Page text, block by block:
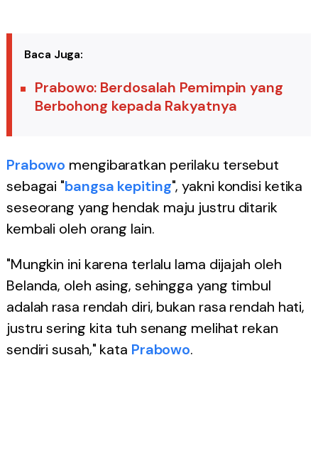
Baca Juga:
Prabowo: Berdosalah Pemimpin yang
Berbohong kepada Rakyatnya
Prabowo mengibaratkan perilaku tersebut
sebagai "bangsa kepiting", yakni kondisi ketika
seseorang yang hendak maju justru ditarik
kembali oleh orang lain.
"Mungkin ini karena terlalu lama dijajah oleh
Belanda, oleh asing, sehingga yang timbul
adalah rasa rendah diri, bukan rasa rendah hati,
justru sering kita tuh senang melihat rekan
sendiri susah," kata Prabowo.